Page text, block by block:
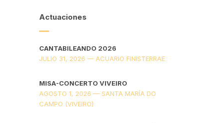
Actuaciones
CANTABILEANDO 2026
JULIO 31, 2026 — ACUARIO FINISTERRAE
MISA-CONCERTO VIVEIRO
AGOSTO 1, 2026 — SANTA MARÍA DO
CAMPO (VIVEIRO)